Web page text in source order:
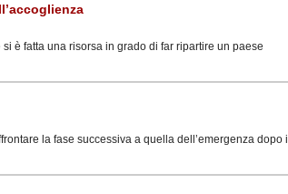
è fatta una risorsa in grado di far ripartire un paese
la fase successiva a quella dell’emergenza dopo il